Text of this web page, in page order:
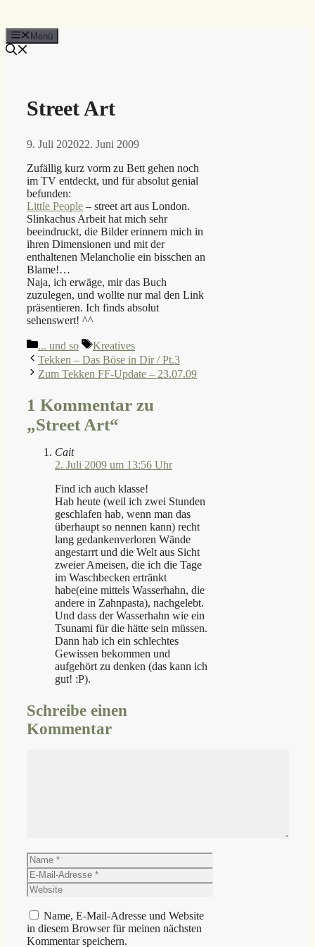
Menü
Street Art
9. Juli 202022. Juni 2009
Zufällig kurz vorm zu Bett gehen noch
im TV entdeckt, und für absolut genial
befunden:
Little People – street art aus London.
Slinkachus Arbeit hat mich sehr
beeindruckt, die Bilder erinnern mich in
ihren Dimensionen und mit der
enthaltenen Melancholie ein bisschen an
Blame!…
Naja, ich erwäge, mir das Buch
zuzulegen, und wollte nur mal den Link
präsentieren. Ich finds absolut
sehenswert! ^^
Kategorien
... und so Schlagwörter
Kreatives
Tekken – Das Böse in Dir / Pt.3
Zum Tekken FF-Update – 23.07.09
1 Kommentar zu
„Street Art“
Cait
2. Juli 2009 um 13:56 Uhr
Find ich auch klasse!
Hab heute (weil ich zwei Stunden
geschlafen hab, wenn man das
überhaupt so nennen kann) recht
lang gedankenverloren Wände
angestarrt und die Welt aus Sicht
zweier Ameisen, die ich die Tage
im Waschbecken ertränkt
habe(eine mittels Wasserhahn, die
andere in Zahnpasta), nachgelebt.
Und dass der Wasserhahn wie ein
Tsunami für die hätte sein müssen.
Dann hab ich ein schlechtes
Gewissen bekommen und
aufgehört zu denken (das kann ich
gut! :P).
Schreibe einen
Kommentar
Name
E-
Mail-
Adresse
Website
Name, E-Mail-Adresse und Website
in diesem Browser für meinen nächsten
Kommentar speichern.